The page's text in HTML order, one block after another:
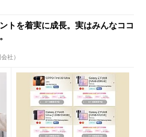
トを着実に成長。実はみんなココ
社）